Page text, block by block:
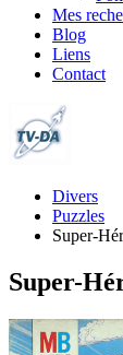
Mes
Blog
Liens
Contact
Divers
Puzzles
Super-
Super-